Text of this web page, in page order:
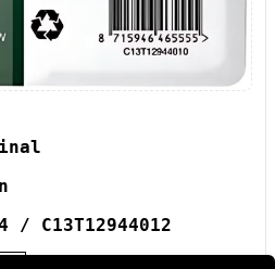
/ C13T12944012